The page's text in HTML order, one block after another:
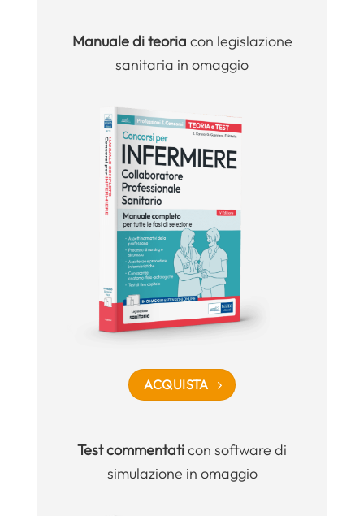
Manualedi teoria con legislazione
sanitaria in omaggio
ACQUISTA
Test commentaticon software di
simulazione in omaggio